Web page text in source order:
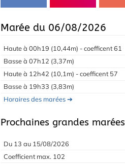
Marée du 06/08/2026
Haute à 00h19 (10,44m) - coefficent 61
Basse à 07h12 (3,37m)
Haute à 12h42 (10,1m) - coefficent 57
Basse à 19h33 (3,83m)
Horaires des marées ➔
Prochaines grandes marées
Du 13 au 15/08/2026
Coefficient max. 102